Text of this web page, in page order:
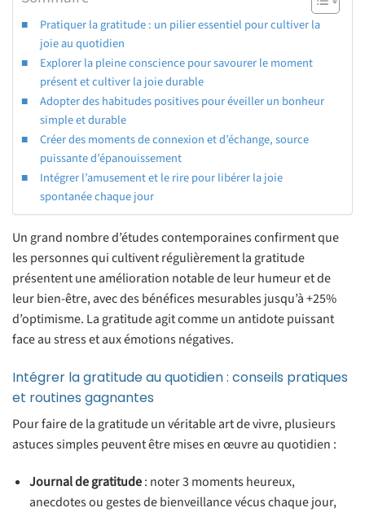
Pratiquer la gratitude : un pilier essentiel pour cultiver la
joie au quotidien
Explorer la pleine conscience pour savourer le moment
présent et cultiver la joie durable
Adopter des habitudes positives pour éveiller un bonheur
simple et durable
Créer des moments de connexion et d’échange, source
puissante d’épanouissement
Intégrer l’amusement et le rire pour libérer la joie
spontanée chaque jour
Un grand nombre d’études contemporaines confirment que
les personnes qui cultivent régulièrement la gratitude
présentent une amélioration notable de leur humeur et de
leur bien-être, avec des bénéfices mesurables jusqu’à +25%
d’optimisme. La gratitude agit comme un antidote puissant
face au stress et aux émotions négatives.
Intégrer la gratitude au quotidien : conseils pratiques
et routines gagnantes
Pour faire de la gratitude un véritable art de vivre, plusieurs
astuces simples peuvent être mises en œuvre au quotidien :
Journal de gratitude: noter 3 moments heureux,
anecdotes ou gestes de bienveillance vécus chaque jour,